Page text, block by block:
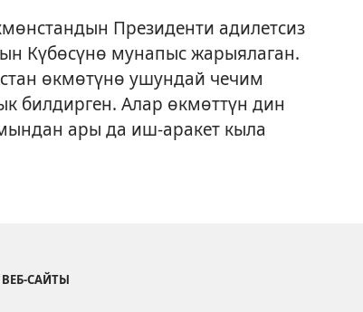
Президенти адилетсиз
Күбөсүнө мунапыс жарыялаган.
өкмөтүнө ушундай чечим
билдирген. Алар өкмөттүн дин
ары да иш-аракет кыла
САЙТЫ